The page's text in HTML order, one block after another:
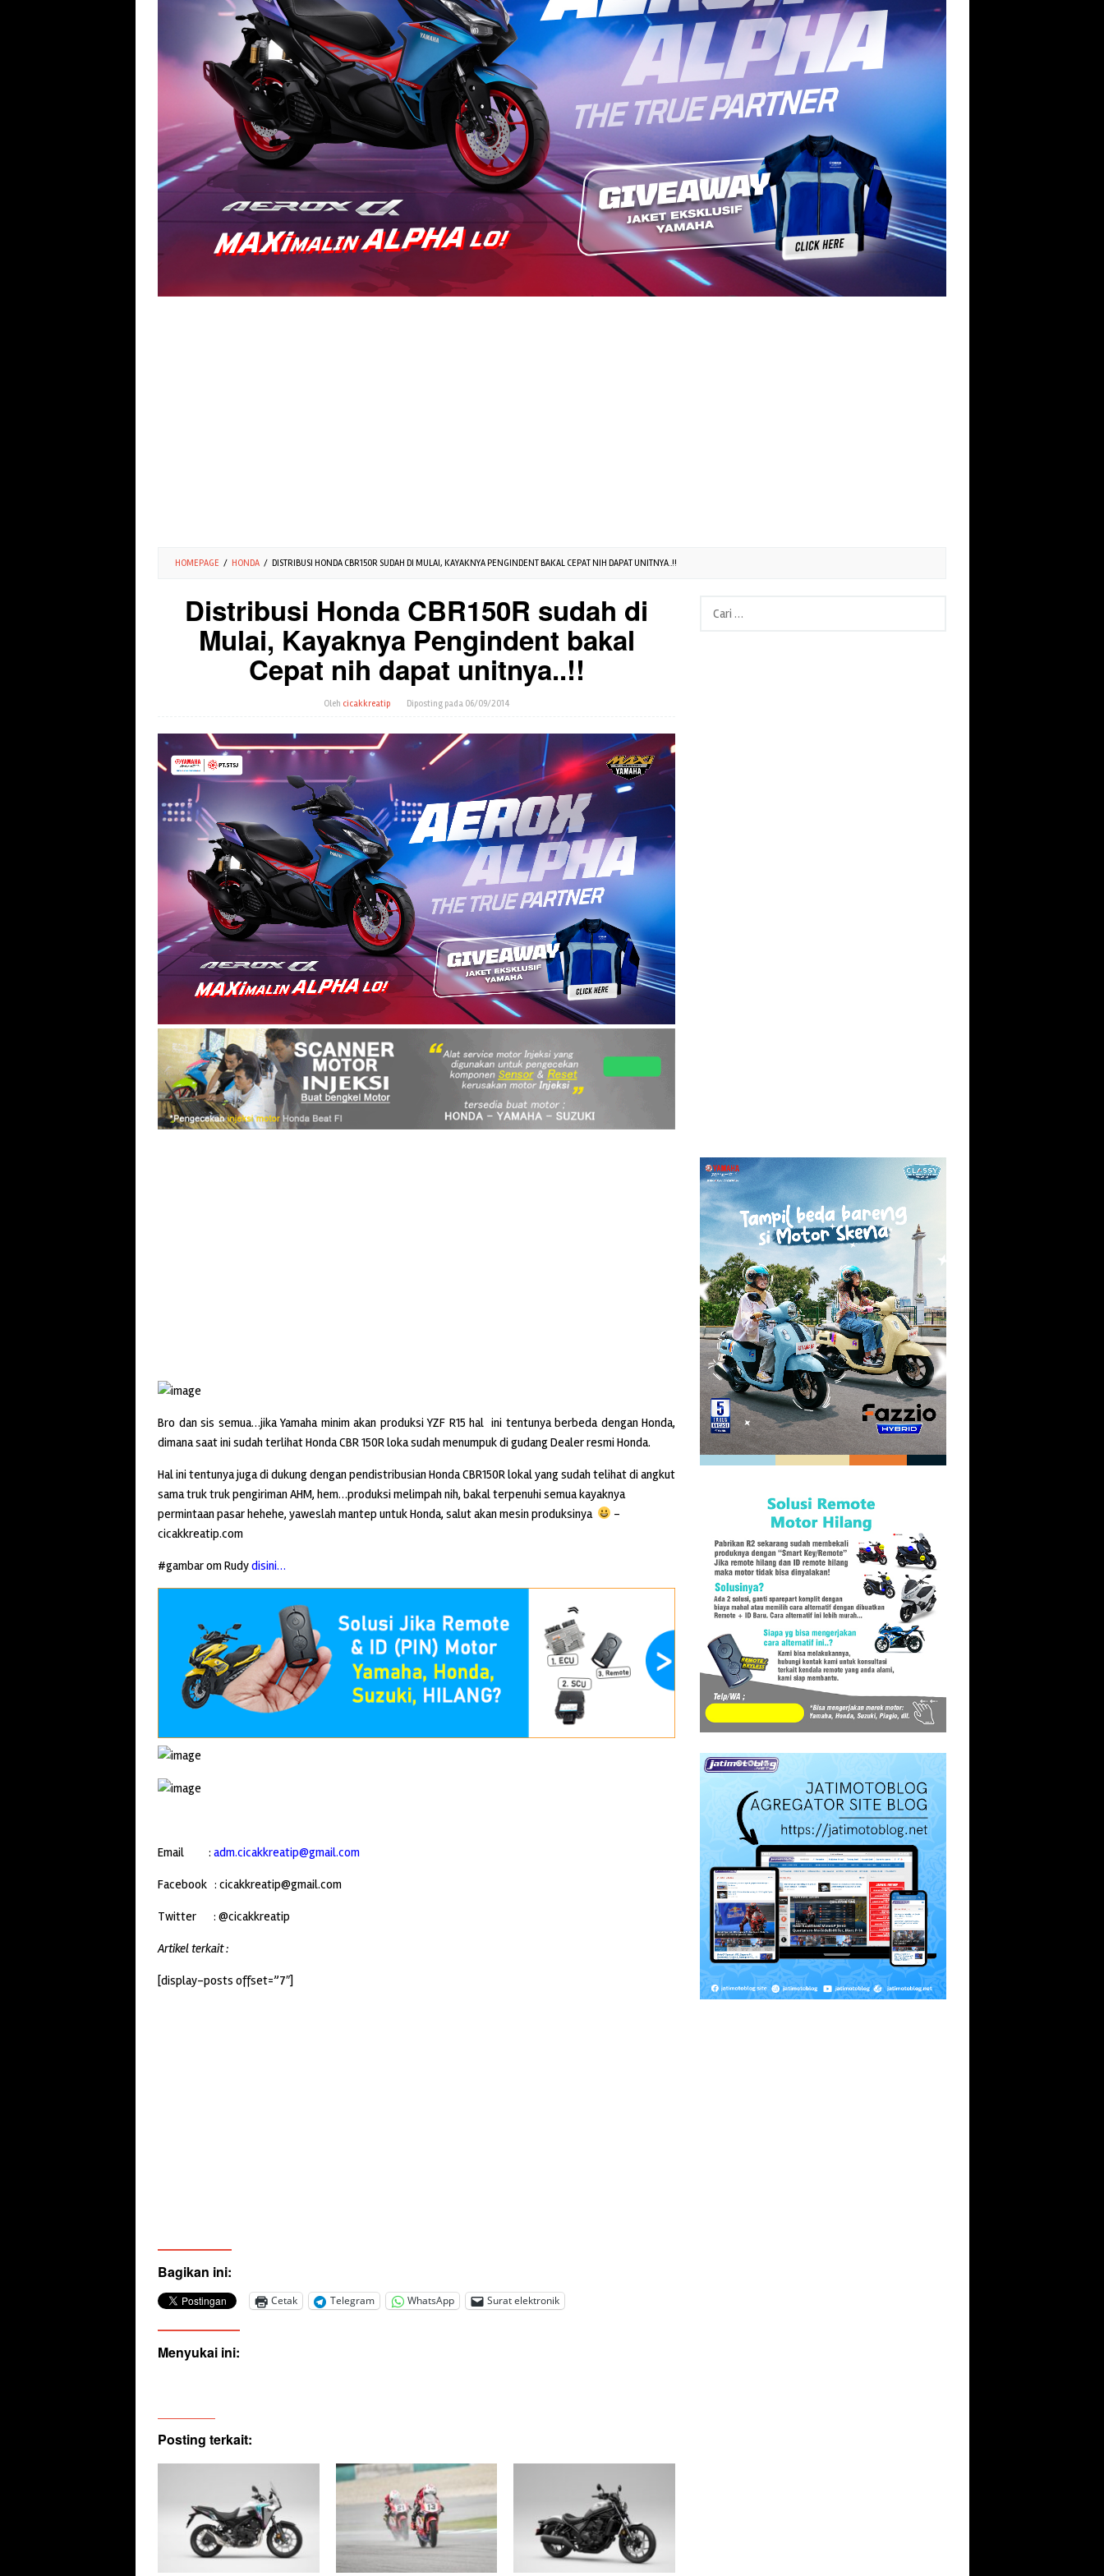
HOMEPAGE / HONDA / DISTRIBUSI HONDA CBR150R SUDAH DI MULAI, KAYAKNYA PENGINDENT BAKAL CEPAT NIH DAPAT UNITNYA..!!
Distribusi Honda CBR150R sudah di
Mulai, Kayaknya Pengindent bakal
Cepat nih dapat unitnya..!!
Oleh cicakkreatip Diposting pada 06/09/2014
Bro dan sis semua…jika Yamaha minim akan produksi YZF R15 hal ini tentunya berbeda dengan Honda,
dimana saat ini sudah terlihat Honda CBR 150R loka sudah menumpuk di gudang Dealer resmi Honda.
Hal ini tentunya juga di dukung dengan pendistribusian Honda CBR150R lokal yang sudah telihat di angkut
sama truk truk pengiriman AHM, hem…produksi melimpah nih, bakal terpenuhi semua kayaknya
permintaan pasar hehehe, yaweslah mantep untuk Honda, salut akan mesin produksinya
–
cicakkreatip.com
#gambar om Rudydisini…
Email : adm.cicakkreatip@gmail.com
Facebook : cicakkreatip@gmail.com
Twitter : @cicakkreatip
Artikel terkait :
[display-posts offset=”7″]
Bagikan ini:
Cetak Telegram WhatsApp Surat elektronik
Menyukai ini:
Posting terkait: